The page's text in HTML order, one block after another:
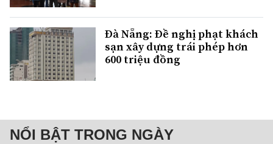
Đà Nẵng: Đề nghị phạt khách
sạn xây dựng trái phép hơn
600 triệu đồng
NỔI BẬT TRONG NGÀY